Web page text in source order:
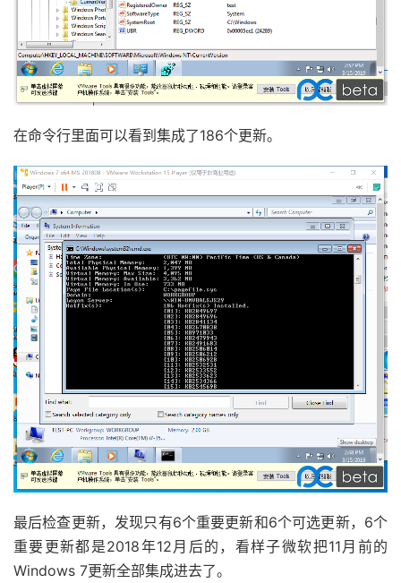
在命令行里面可以看到集成了186个更新。
最后检查更新，发现只有6个重要更新和6个可选更新，6个
重要更新都是2018年12月后的，看样子微软把11月前的
Windows 7更新全部集成进去了。